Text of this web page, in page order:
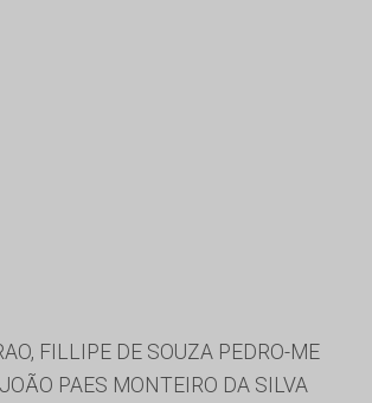
FILLIPE DE SOUZA PEDRO-ME
PAES MONTEIRO DA SILVA